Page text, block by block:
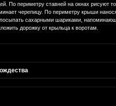
По периметру ставней на окнах рисуют
черепицу. По периметру крыши
сахарными шариками,
дорожку от крыльца к воротам.